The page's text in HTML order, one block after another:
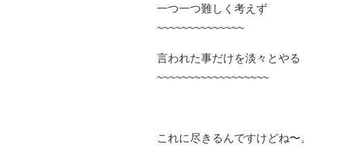
一つ一つ難しく考えず
~~~~~~~~~~~~~~
言われた事だけを淡々とやる
~~~~~~~~~~~~~~~~~~
これに尽きるんですけどね〜。